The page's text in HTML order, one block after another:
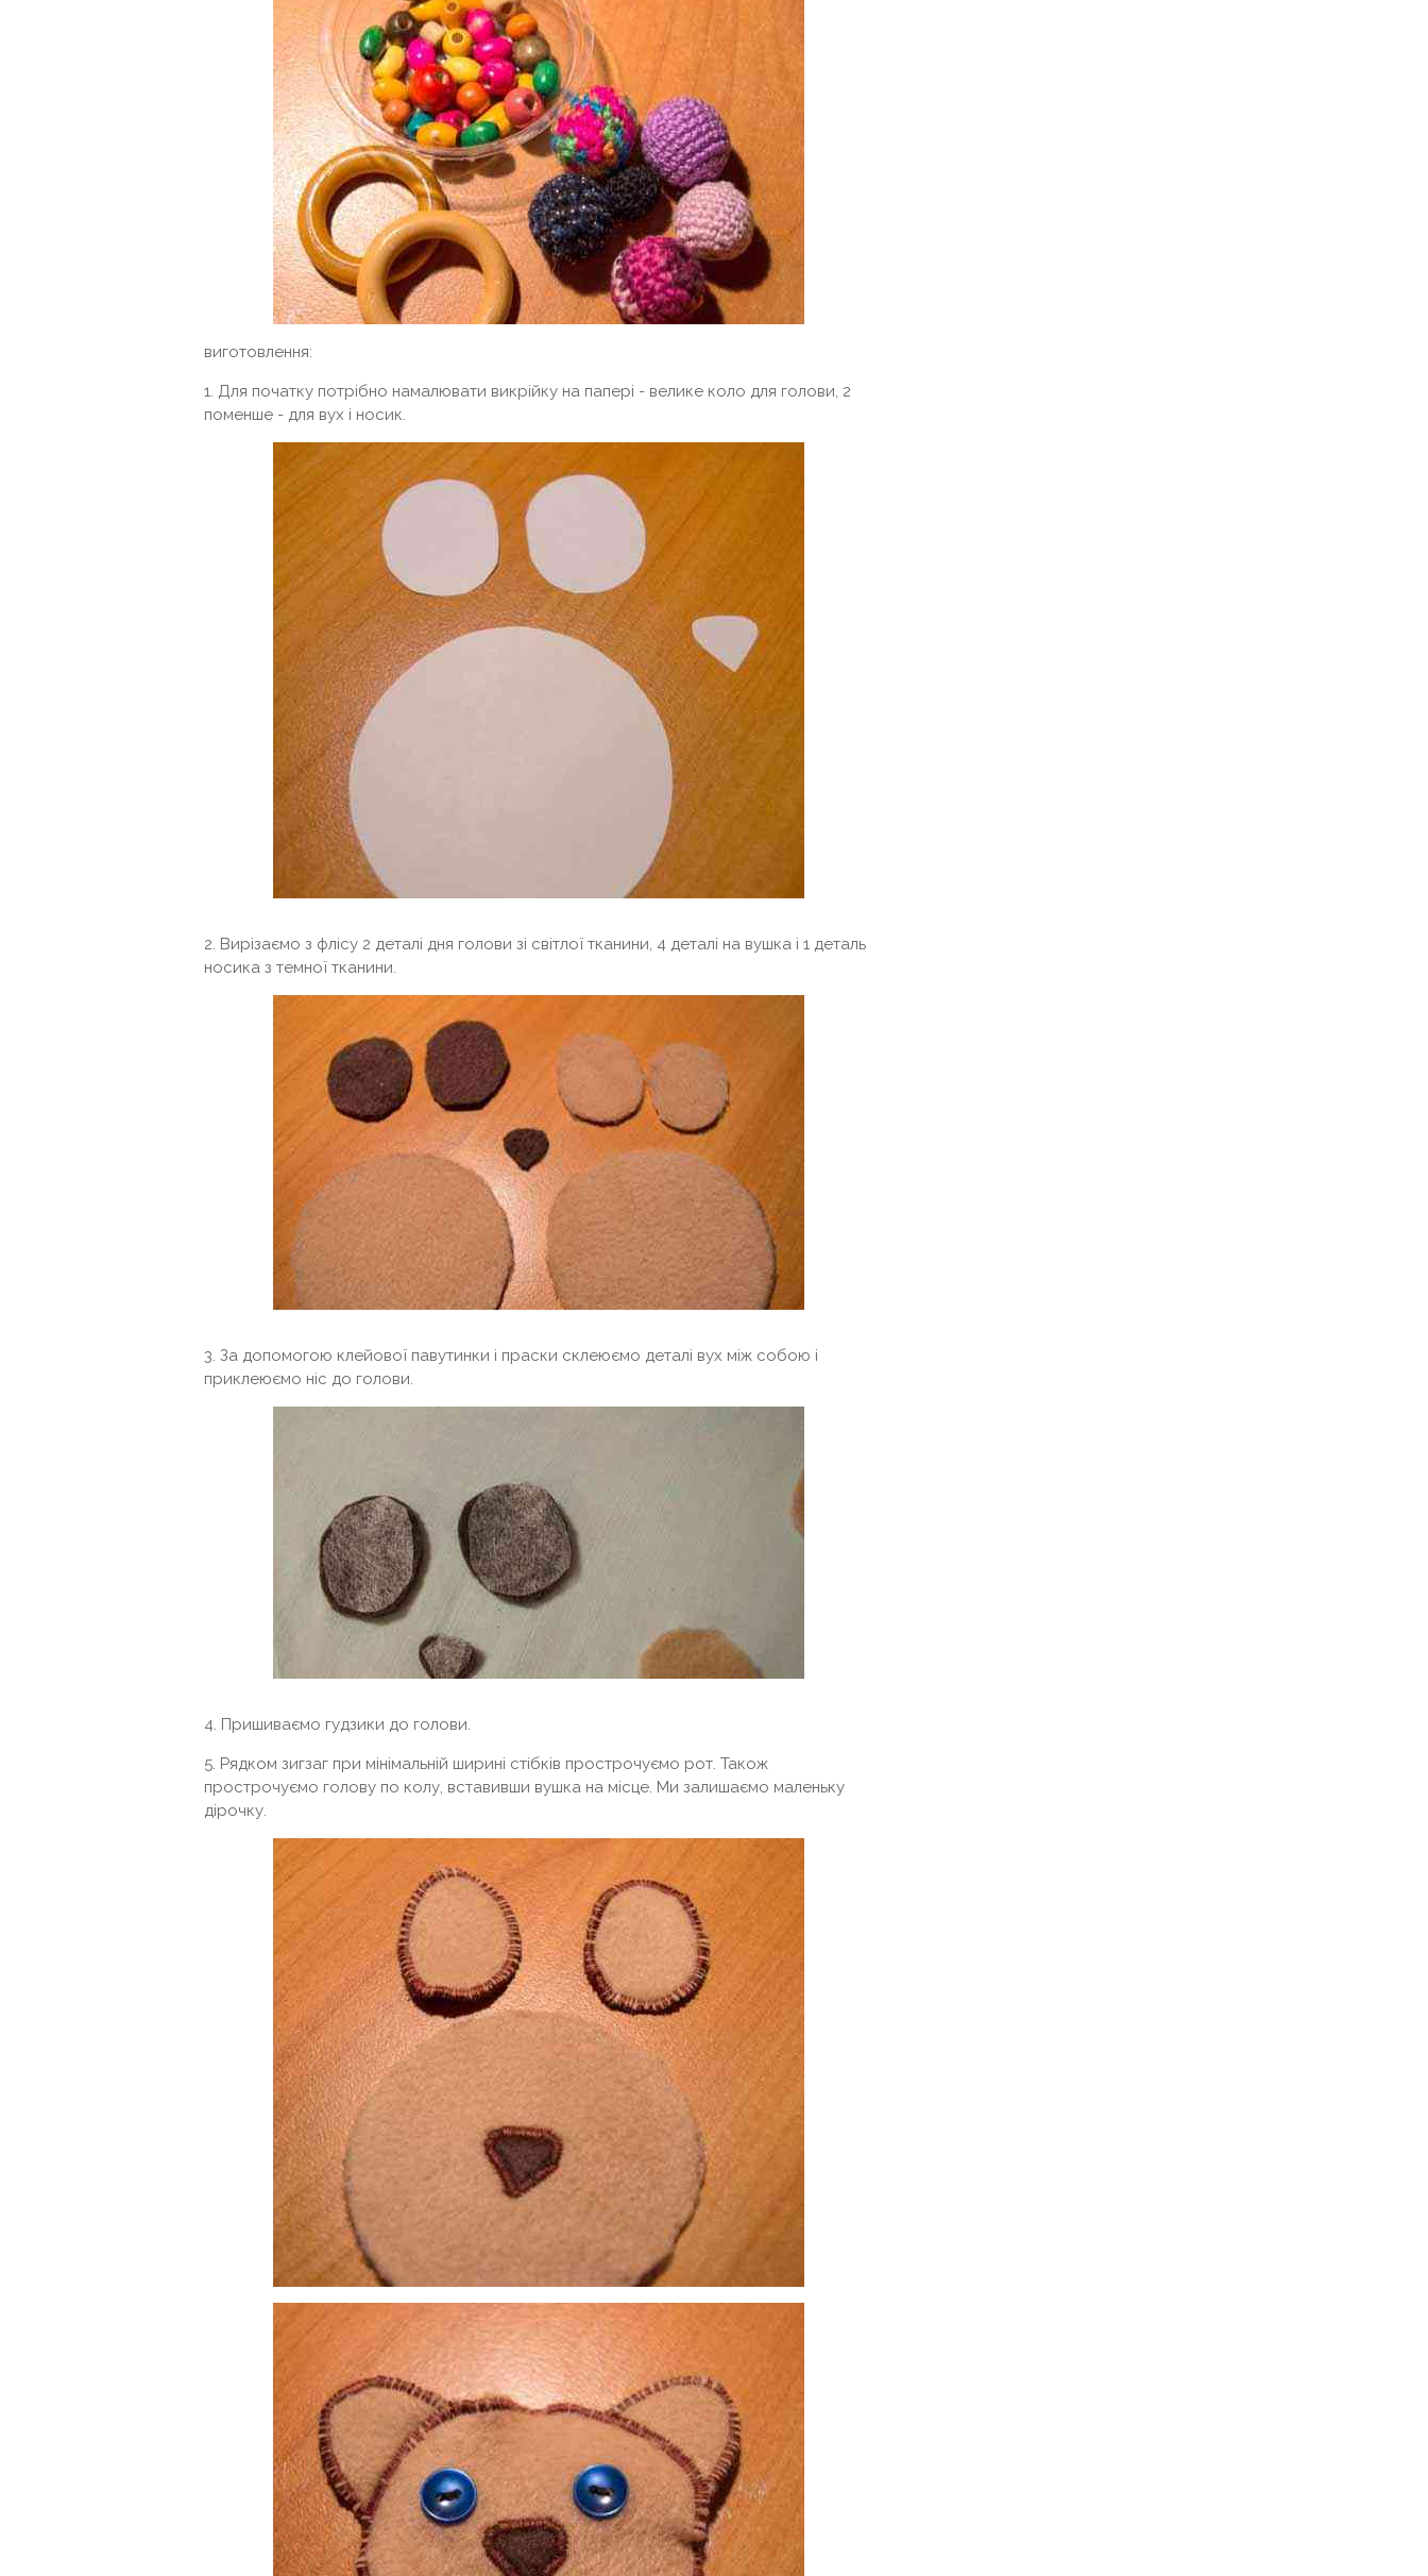
виготовлення:
1. Для початку потрібно намалювати викрійку на папері - велике коло для голови, 2
поменше - для вух і носик.
2. Вирізаємо з флісу 2 деталі дня голови зі світлої тканини, 4 деталі на вушка і 1 деталь
носика з темної тканини.
3. За допомогою клейової павутинки і праски склеюємо деталі вух між собою і
приклеюємо ніс до голови.
4. Пришиваємо гудзики до голови.
5. Рядком зигзаг при мінімальній ширині стібків прострочуємо рот. Також
прострочуємо голову по колу, вставивши вушка на місце. Ми залишаємо маленьку
дірочку.